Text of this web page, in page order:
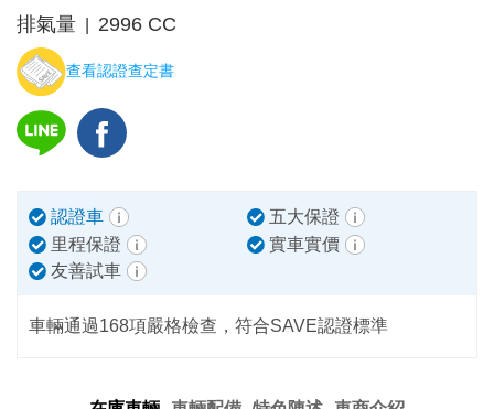
排氣量
2996 CC
查看認證查定書
認證車
五大保證
里程保證
實車實價
友善試車
車輛通過168項嚴格檢查，符合SAVE認證標準